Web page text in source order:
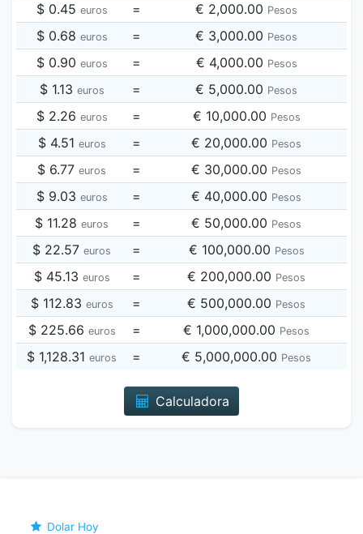
$ 0.45 euros = € 2,000.00 Pesos
$ 0.68 euros = € 3,000.00 Pesos
$ 0.90 euros = € 4,000.00 Pesos
$ 1.13 euros = € 5,000.00 Pesos
$ 2.26 euros = € 10,000.00 Pesos
$ 4.51 euros = € 20,000.00 Pesos
$ 6.77 euros = € 30,000.00 Pesos
$ 9.03 euros = € 40,000.00 Pesos
$ 11.28 euros = € 50,000.00 Pesos
$ 22.57 euros = € 100,000.00 Pesos
$ 45.13 euros = € 200,000.00 Pesos
$ 112.83 euros = € 500,000.00 Pesos
$ 225.66 euros = € 1,000,000.00 Pesos
$ 1,128.31 euros = € 5,000,000.00 Pesos
Calculadora
Dolar Hoy